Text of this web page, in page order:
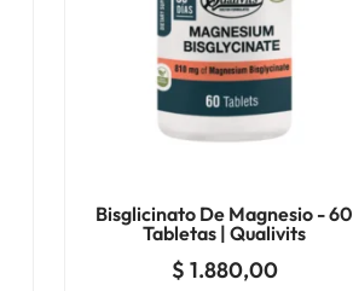
Bisglicinato De Magnesio - 60
Tabletas | Qualivits
$ 1.880,00